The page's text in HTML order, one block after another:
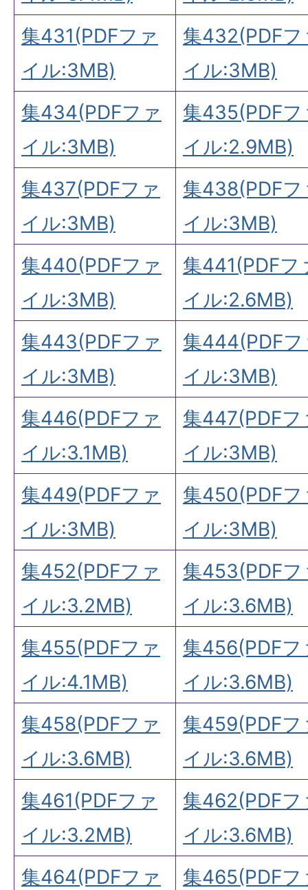
集431(PDFファ
イル:3MB)
集432(PDFフ
イル:3MB)
集434(PDFファ
イル:3MB)
集435(PDFフ
イル:2.9MB)
集437(PDFファ
イル:3MB)
集438(PDFフ
イル:3MB)
集440(PDFファ
イル:3MB)
集441(PDFフ
イル:2.6MB)
集443(PDFファ
イル:3MB)
集444(PDFフ
イル:3MB)
集446(PDFファ
イル:3.1MB)
集447(PDFフ
イル:3MB)
集449(PDFファ
イル:3MB)
集450(PDFフ
イル:3MB)
集452(PDFファ
イル:3.2MB)
集453(PDFフ
イル:3.6MB)
集455(PDFファ
イル:4.1MB)
集456(PDFフ
イル:3.6MB)
集458(PDFファ
イル:3.6MB)
集459(PDFフ
イル:3.6MB)
集461(PDFファ
イル:3.2MB)
集462(PDFフ
イル:3.6MB)
集464(PDFファ
集465(PDFフ